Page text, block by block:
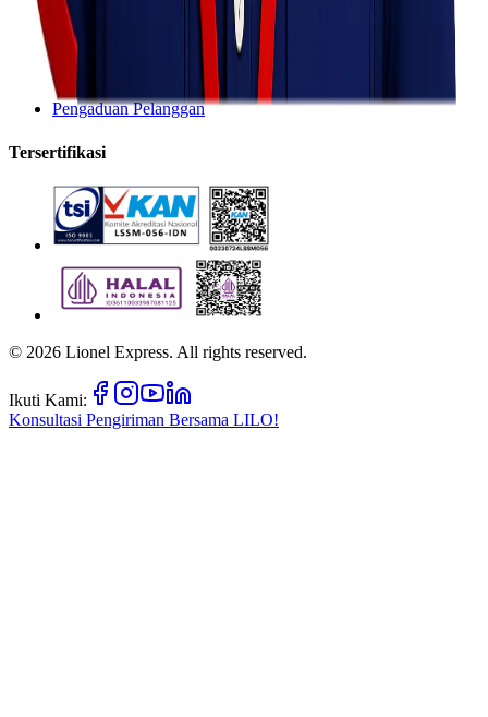
Lacak Kiriman
Tarif Pengiriman
FAQ
Syarat & Ketentuan
Kebijakan Privasi
Pengaduan Pelanggan
Tersertifikasi
© 2026 Lionel Express. All rights reserved.
Ikuti Kami:
Konsultasi Pengiriman Bersama LILO!